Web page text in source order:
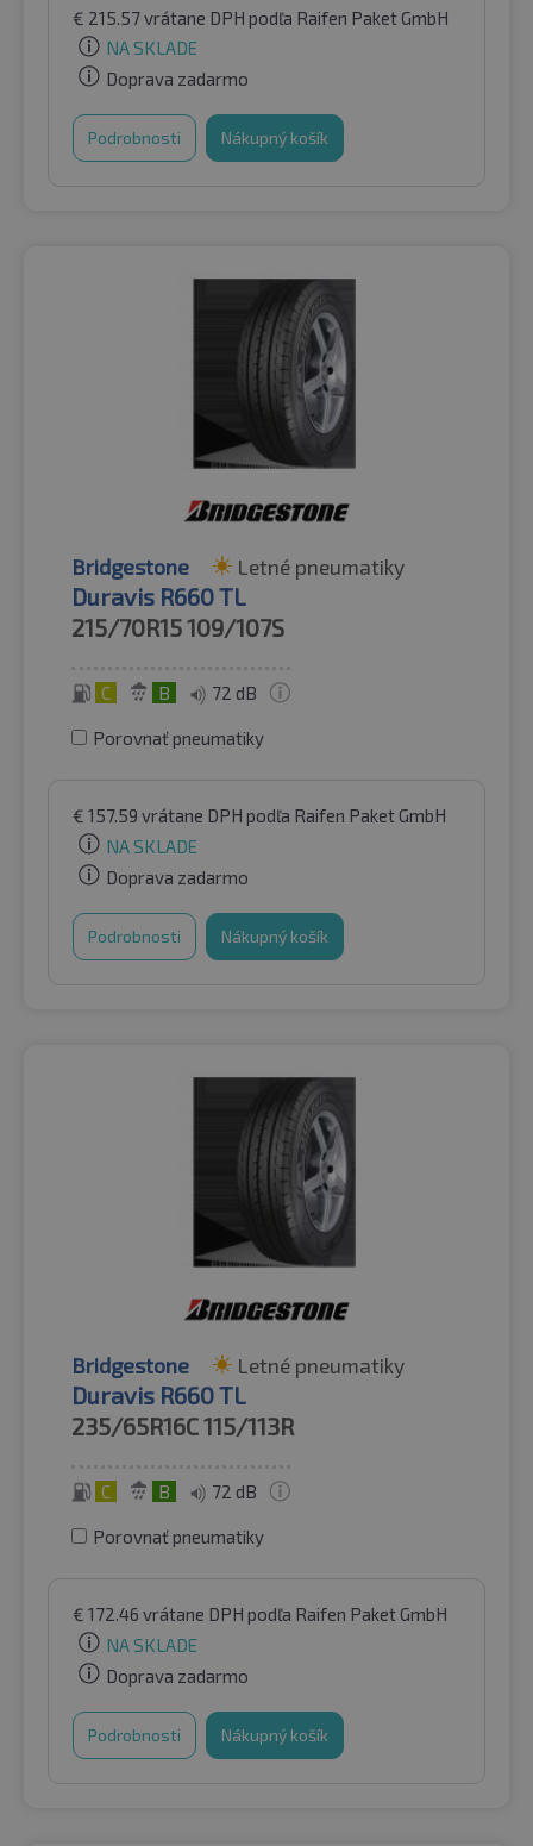
€ 215.57vrátane DPH podľa Raifen Paket GmbH
NA SKLADE
Doprava zadarmo
Podrobnosti Nákupný košík
Bridgestone Letné pneumatiky
Duravis R660 TL
215/70R15109/107S
C B 72 dB
Porovnať pneumatiky
€ 157.59 vrátane DPH podľa Raifen Paket GmbH
NA SKLADE
Doprava zadarmo
Podrobnosti Nákupný košík
Bridgestone Letné pneumatiky
Duravis R660 TL
235/65R16C115/113R
C B 72 dB
Porovnať pneumatiky
€ 172.46 vrátane DPH podľa Raifen Paket GmbH
NA SKLADE
Doprava zadarmo
Podrobnosti Nákupný košík